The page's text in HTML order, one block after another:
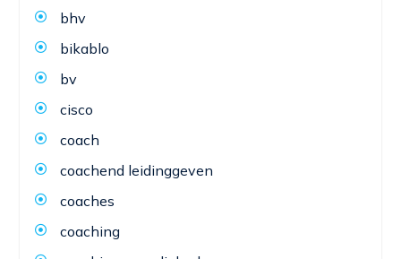
bhv
bikablo
bv
cisco
coach
coachend leidinggeven
coaches
coaching